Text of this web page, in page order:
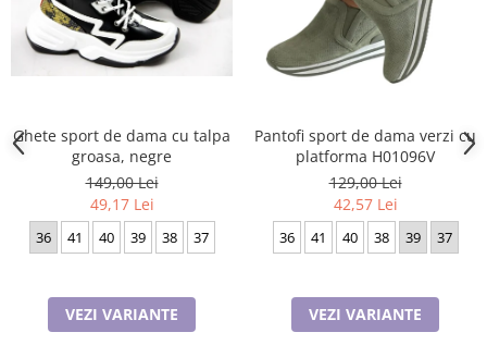
Ghete sport de dama cu talpa
groasa, negre
149,00 Lei
49,17 Lei
36 41 40 39 38 37
VEZI VARIANTE
Pantofi sport de dama verzi cu
platforma H01096V
129,00 Lei
42,57 Lei
36 41 40 38 39 37
VEZI VARIANTE